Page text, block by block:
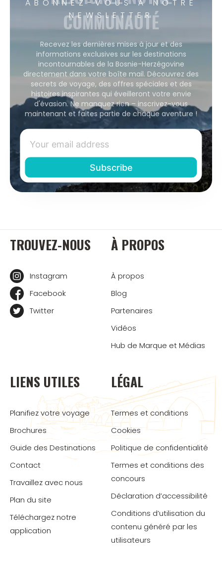
ABONNEZ-VOUS À NOTRE
NEWSLETTER
COMMUNAUTÉ
Recevez les dernières mises à jour et des
informations exclusives sur les destinations
incontournables de la Bosnie-Herzégovine
directement dans votre boîte mail. Découvrez des
secrets de voyage, des offres spéciales et des
histoires inspirantes qui éveilleront votre envie
d'évasion. Ne manquez rien – inscrivez-vous
maintenant et faites partie de chaque aventure !
TROUVEZ-NOUS
Instagram
Facebook
Twitter
À PROPOS
À propos
Blog
Partenaires
Vidéos
Hub de Marque et Médias
LIENS UTILES
Planifiez votre voyage
Brochures
Guide des Destinations
Contact
Travaillez avec nous
Plan du site
Téléchargez notre
application
LÉGAL
Termes et conditions
Cookies
Politique de confidentialité
Termes et conditions des
concours
Déclaration d’accessibilité
Conditions d’utilisation du
contenu généré par les
utilisateurs